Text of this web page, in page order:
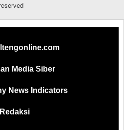
Media Siber
News Indicators
Redaksi